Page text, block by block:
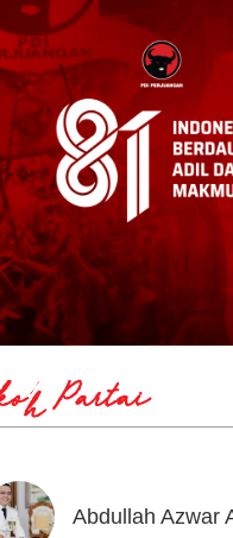
Partai
Abdullah Azwar